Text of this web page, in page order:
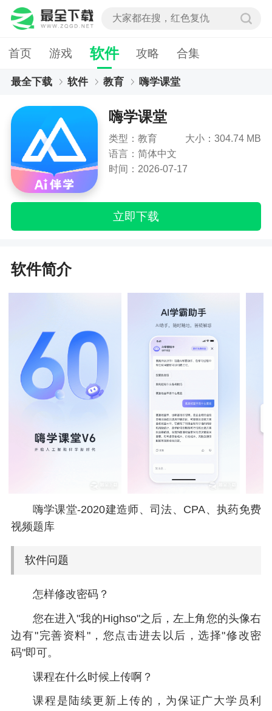
首页 游戏 软件 攻略 合集
最全下载 软件 教育 嗨学课堂
嗨学课堂
类型：教育
大小：304.74 MB
语言：简体中文
时间：2026-07-17
立即下载
软件简介
嗨学课堂-2020建造师、司法、CPA、执药免费
视频题库
软件问题
怎样修改密码？
您在进入"我的Highso"之后，左上角您的头像右
边有"完善资料"，您点击进去以后，选择"修改密
码"即可。
课程在什么时候上传啊？
课程是陆续更新上传的，为保证广大学员利